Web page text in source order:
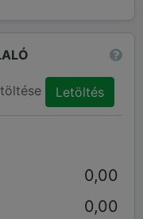
Letöltés
0,00
0,00